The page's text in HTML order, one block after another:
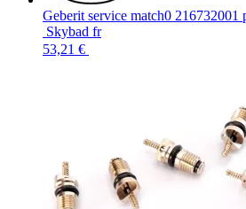
Geberit service match0 216732001
Skybad fr
53,21 €